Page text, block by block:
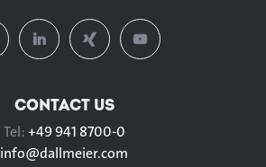
CONTACT US
Tel:+49 941 8700-0
info@dallmeier.com